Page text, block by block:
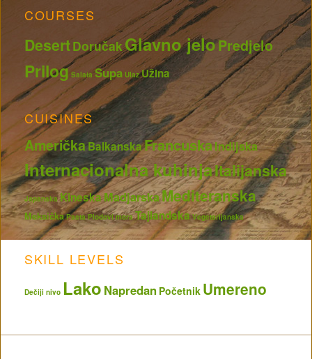
COURSES
DesertDoručakGlavno jeloPredjelo
Prilog Salata Supa Ulaz Užina
CUISINES
AmeričkaBalkanskaFrancuskaIndijska
Internacionalna kuhinjaItalijanska
Japanska KineskaMadjarskaMediteranska
Meksička Pasta Plodovi mora Tajlandska Vegetarijanska
SKILL LEVELS
Dečiji nivo Lako Napredan Početnik Umereno